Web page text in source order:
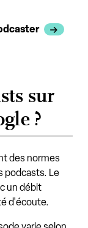
sur
?
des normes
podcasts. Le
un débit
d'écoute.